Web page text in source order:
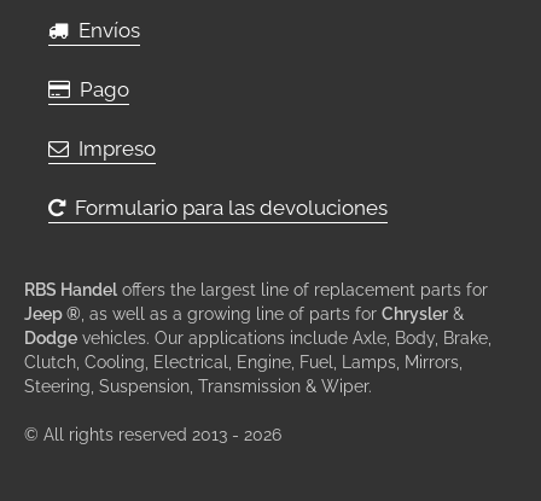
Envíos
Pago
Impreso
Formulario para las devoluciones
RBS Handel offers the largest line of replacement parts for
Jeep ® , as well as a growing line of parts for Chrysler &
Dodge vehicles. Our applications include Axle, Body, Brake,
Clutch, Cooling, Electrical, Engine, Fuel, Lamps, Mirrors,
Steering, Suspension, Transmission & Wiper.
© All rights reserved 2013 - 2026